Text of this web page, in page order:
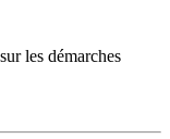
les démarches